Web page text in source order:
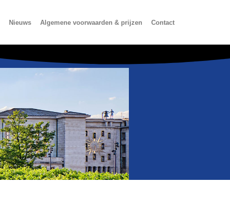
Nieuws Algemene voorwaarden & prijzen Contact